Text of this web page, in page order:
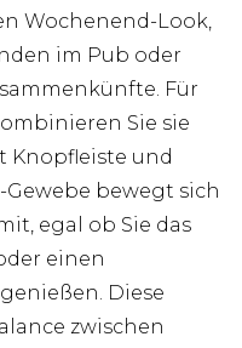
Wochenend-Look,
im Pub oder
Für
Sie sie
Knopfleiste und
Gewebe bewegt sich
egal ob Sie das
einen
Diese
zwischen